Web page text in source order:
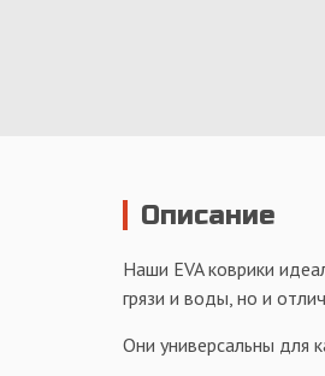
Описание
Наши EVA коврики
грязи и воды, но и
Они универсальны для